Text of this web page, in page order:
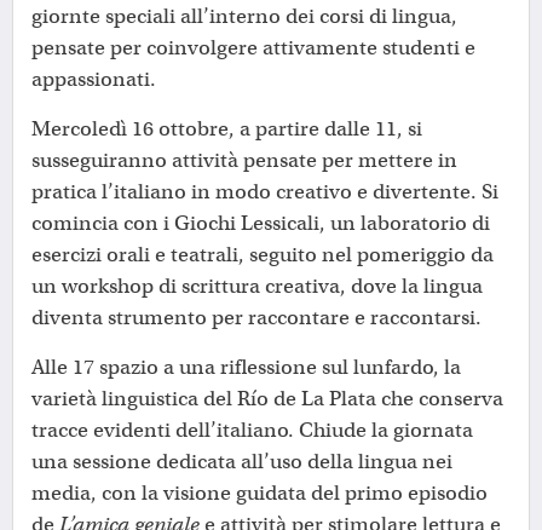
giornte speciali all’interno dei corsi di lingua,
pensate per coinvolgere attivamente studenti e
appassionati.
Mercoledì 16 ottobre, a partire dalle 11, si
susseguiranno attività pensate per mettere in
pratica l’italiano in modo creativo e divertente. Si
comincia con i Giochi Lessicali, un laboratorio di
esercizi orali e teatrali, seguito nel pomeriggio da
un workshop di scrittura creativa, dove la lingua
diventa strumento per raccontare e raccontarsi.
Alle 17 spazio a una riflessione sul lunfardo, la
varietà linguistica del Río de La Plata che conserva
tracce evidenti dell’italiano. Chiude la giornata
una sessione dedicata all’uso della lingua nei
media, con la visione guidata del primo episodio